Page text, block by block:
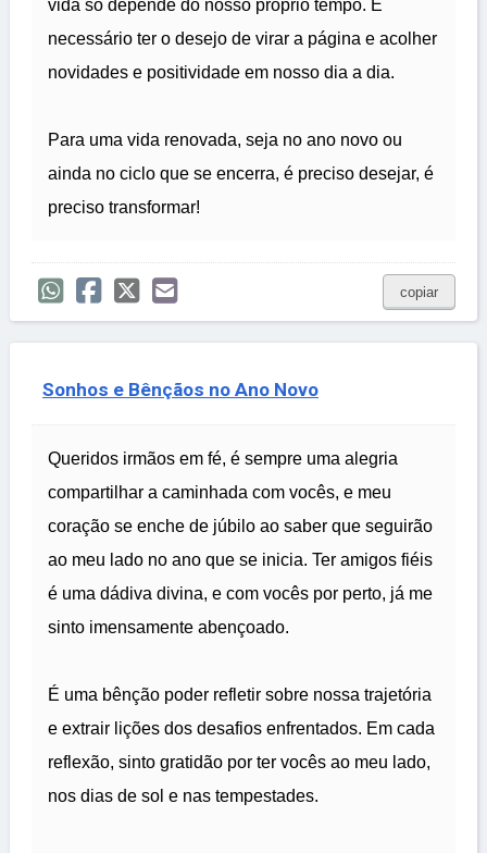
vida só depende do nosso próprio tempo. É
necessário ter o desejo de virar a página e acolher
novidades e positividade em nosso dia a dia.
Para uma vida renovada, seja no ano novo ou
ainda no ciclo que se encerra, é preciso desejar, é
preciso transformar!
copiar
Sonhos e Bênçãos no Ano Novo
Queridos irmãos em fé, é sempre uma alegria
compartilhar a caminhada com vocês, e meu
coração se enche de júbilo ao saber que seguirão
ao meu lado no ano que se inicia. Ter amigos fiéis
é uma dádiva divina, e com vocês por perto, já me
sinto imensamente abençoado.
É uma bênção poder refletir sobre nossa trajetória
e extrair lições dos desafios enfrentados. Em cada
reflexão, sinto gratidão por ter vocês ao meu lado,
nos dias de sol e nas tempestades.